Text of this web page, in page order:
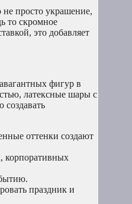
просто украшение,
то скромное
это добавляет
фигур в
латексные шары с
оттенки создают
корпоративных
праздник и